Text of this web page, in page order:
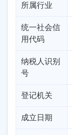
所属行业
统一社会信
用代码
纳税人识别
号
登记机关
成立日期